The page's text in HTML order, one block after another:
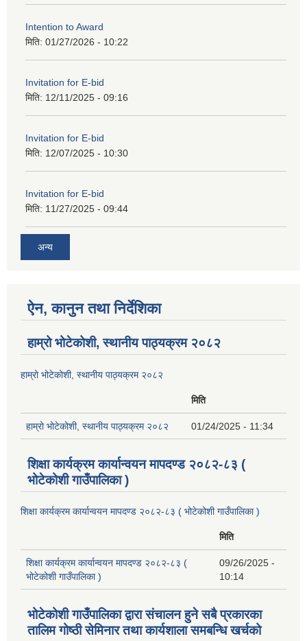
Intention to Award
मिति: 01/27/2026 - 10:22
Invitation for E-bid
मिति: 12/11/2025 - 09:16
Invitation for E-bid
मिति: 12/07/2025 - 10:30
Invitation for E-bid
मिति: 11/27/2025 - 09:44
अन्य
ऐन, कानुन तथा निर्देशिका
हाम्रो भोटेकोशी, स्थानीय पाठ्यक्रम २०८२
हाम्रो भोटेकोशी, स्थानीय पाठ्यक्रम २०८२
मिति
हाम्रो भोटेकोशी, स्थानीय पाठ्यक्रम २०८२ 01/24/2025 - 11:34
शिक्षा कार्यक्रम कार्यान्वयन मापदण्ड २०८२-८३ (
भोटेकोशी गाउँपालिका )
शिक्षा कार्यक्रम कार्यान्वयन मापदण्ड २०८२-८३ ( भोटेकोशी गाउँपालिका )
मिति
शिक्षा कार्यक्रम कार्यान्वयन मापदण्ड २०८२-८३ (
भोटेकोशी गाउँपालिका )
09/26/2025 -
10:14
भोटेकोशी गाउँपालिका द्वारा संचालन हुने सबै प्रकारका
तालिम गोष्ठी सेमिनार तथा कार्यशाला समबन्धि खर्चको